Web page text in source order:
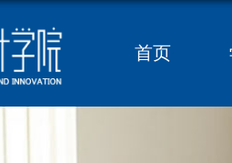
首页